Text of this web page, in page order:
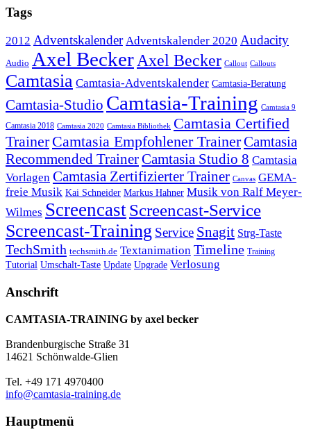
Tags
2012 Adventskalender Adventskalender 2020 Audacity
Audio Axel BeckerAxel Becker Callout Callouts
Camtasia Camtasia-Adventskalender Camtasia-Beratung
Camtasia-Studio Camtasia-Training Camtasia 9
Camtasia 2018 Camtasia 2020 Camtasia Bibliothek Camtasia Certified
Trainer Camtasia Empfohlener TrainerCamtasia
Recommended TrainerCamtasia Studio 8 Camtasia
Vorlagen Camtasia Zertifizierter Trainer Canvas GEMA-
freie Musik Kai Schneider Markus Hahner Musik von Ralf Meyer-
Wilmes ScreencastScreencast-Service
Screencast-Training Service Snagit Strg-Taste
TechSmith techsmith.de Textanimation Timeline Training
Tutorial Umschalt-Taste Update Upgrade Verlosung
Anschrift
CAMTASIA-TRAINING by axel becker
Brandenburgische Straße 31
14621 Schönwalde-Glien
Tel. +49 171 4970400
info@camtasia-training.de
Hauptmenü